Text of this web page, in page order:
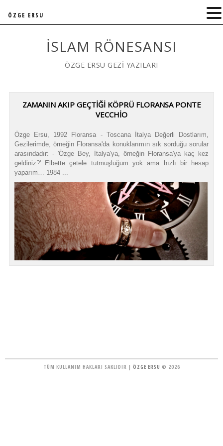
İSLAM RÖNESANSI
ÖZGE ERSU GEZİ YAZILARI
ZAMANIN AKIP GEÇTIĞI KÖPRÜ FLORANSA PONTE
VECCHIO
Özge Ersu, 1992 Floransa - Toscana İtalya Değerli Dostlarım,
Gezilerimde, örneğin Floransa'da konuklarımın sık sorduğu sorular
arasındadır: - 'Özge Bey, İtalya'ya, örneğin Floransa'ya kaç kez
geldiniz?' Elbette çetele tutmuşluğum yok ama hızlı bir hesap
yaparım… 1984 ...
TÜM KULLANIM HAKLARI SAKLIDIR | ÖZGE ERSU © 2026
ÖZGE ERSU